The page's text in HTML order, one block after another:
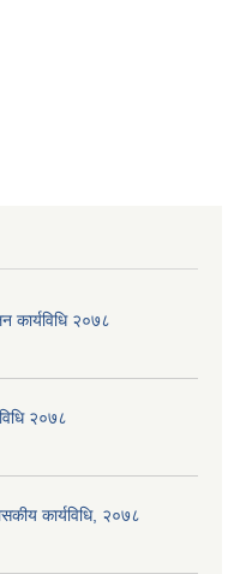
कार्यविधि २०७८
२०७८
कार्यविधि, २०७८